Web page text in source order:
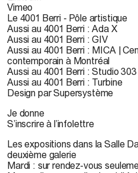
Vimeo
Le 4001 Berri - Pôle artistique
Aussi au 4001 Berri : Ada X
Aussi au 4001 Berri : GIV
Aussi au 4001 Berri : MICA |
contemporain à Montréal
Aussi au 4001 Berri : Studio 303
Aussi au 4001 Berri : Turbine
Design par Supersystème
Je donne
S’inscrire à l’infolettre
Les expositions dans la Salle
deuxième galerie
Mardi : sur rendez-vous